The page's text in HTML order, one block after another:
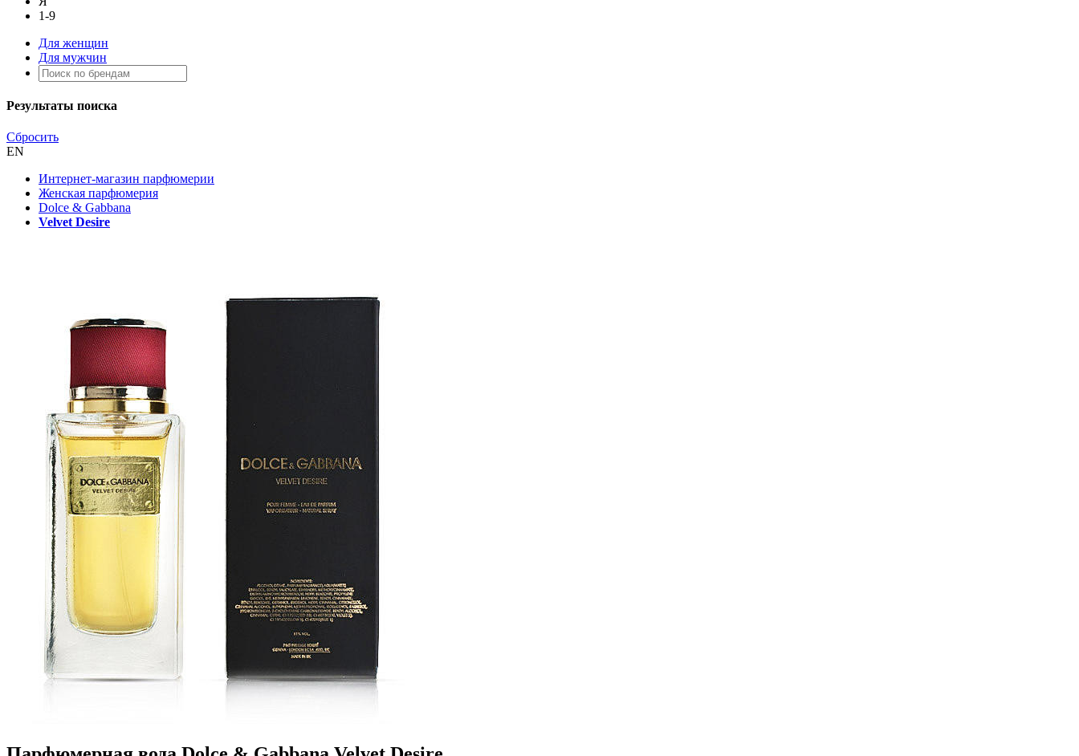
1-9
Для женщин
Для мужчин
Результаты поиска
Сбросить
EN
Интернет-магазин парфюмерии
Женская парфюмерия
Dolce & Gabbana
Velvet Desire